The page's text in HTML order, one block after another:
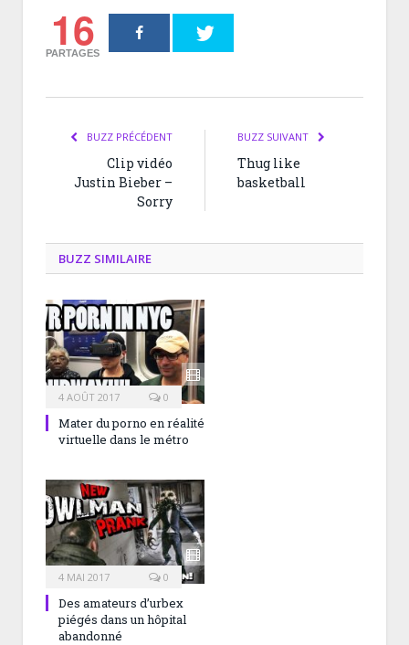
16
PARTAGES
BUZZ PRÉCÉDENT
Clip vidéo
Justin Bieber –
Sorry
BUZZ SUIVANT
Thug like
basketball
BUZZ SIMILAIRE
4 AOÛT 2017 0
Mater du porno en réalité
virtuelle dans le métro
4 MAI 2017 0
Des amateurs d’urbex
piégés dans un hôpital
abandonné